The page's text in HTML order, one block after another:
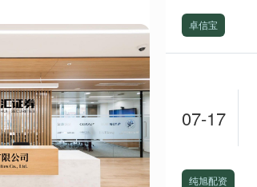
卓信宝
07-17
纯旭配资